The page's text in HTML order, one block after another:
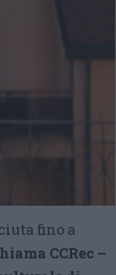
fino a
CCRec –